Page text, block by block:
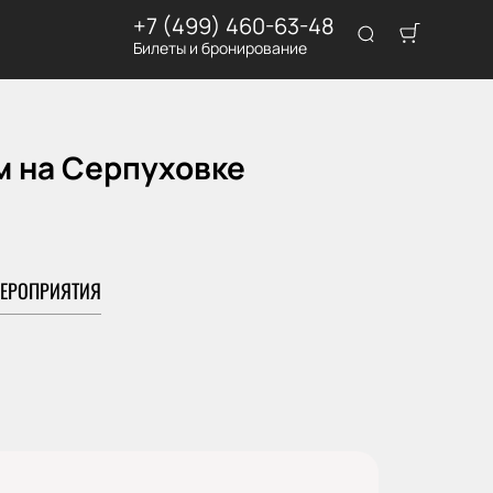
+7 (499) 460-63-48
Билеты и бронирование
на Серпуховке